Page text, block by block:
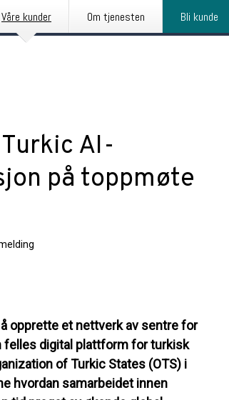
Våre kunder Om tjenesten Bli kunde
AI-
på toppmøte
opprette et nettverk av sentre for
felles digital plattform for turkisk
of Turkic States (OTS) i
hvordan samarbeidet innen